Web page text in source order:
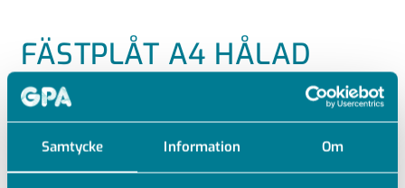
Samtycke Information Om
FÄSTPLÅT A4 HÅLAD
FÖR KABELSTEGAR OCH TRÅDSTEGAR
Korrosionsklass C5